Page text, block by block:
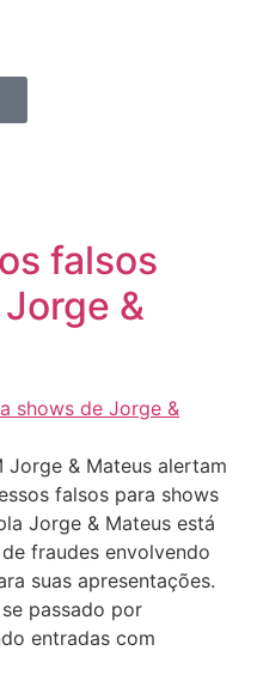
falsos
&
Jorge & Mateus alertam
falsos para shows
Jorge & Mateus está
fraudes envolvendo
suas apresentações.
passado por
entradas com